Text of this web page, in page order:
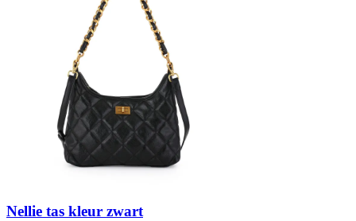
Nellie tas kleur zwart